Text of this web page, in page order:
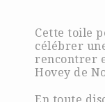
Cette toile
célébrer
rencontrer
Hovey de
En toute